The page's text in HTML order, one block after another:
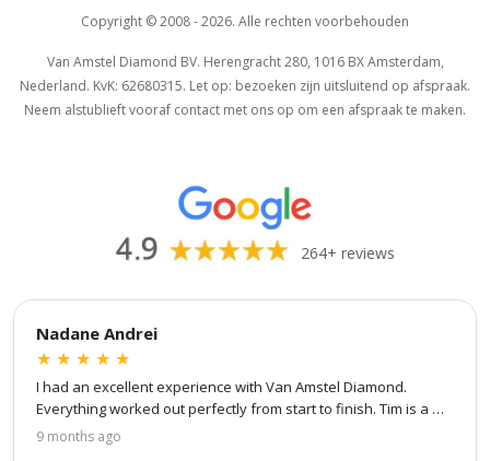
Copyright © 2008 - 2026. Alle rechten voorbehouden
Van Amstel Diamond BV. Herengracht 280, 1016 BX Amsterdam,
Nederland. KvK: 62680315. Let op: bezoeken zijn uitsluitend op afspraak.
Neem alstublieft vooraf contact met ons op om een afspraak te maken.
264+ reviews
Nadane Andrei
★ ★ ★ ★ ★
I had an excellent experience with Van Amstel Diamond.
Everything worked out perfectly from start to finish. Tim is a
true professional — patient, attentive to every detail, and
9 months ago